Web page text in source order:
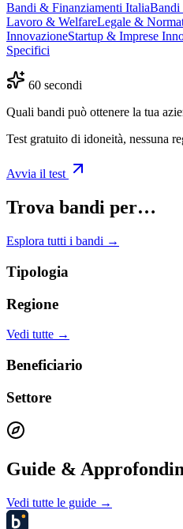
Bandi & Finanziamenti ItaliaBandi
Lavoro & WelfareLegale &
InnovazioneStartup & Imprese
Specifici
60 secondi
Quali bandi può ottenere la tua
Test gratuito di idoneità, nessuna
Avvia il test
Trova bandi per…
Esplora tutti i bandi →
Tipologia
Regione
Vedi tutte →
Beneficiario
Settore
Guide &
Vedi tutte le guide →